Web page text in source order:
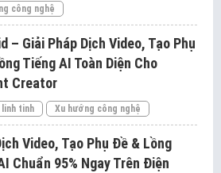
công nghệ
– Giải Pháp Dịch Video, Tạo Phụ
Tiếng AI Toàn Diện Cho
Creator
linh tinh Xu hướng công nghệ
Video, Tạo Phụ Đề & Lồng
Chuẩn 95% Ngay Trên Điện